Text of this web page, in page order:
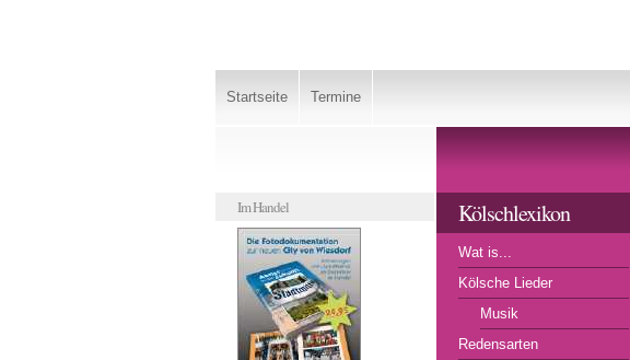
Startseite Termine
Im Handel Kölschlexikon
Wat is...
Kölsche Lieder
Musik
Redensarten